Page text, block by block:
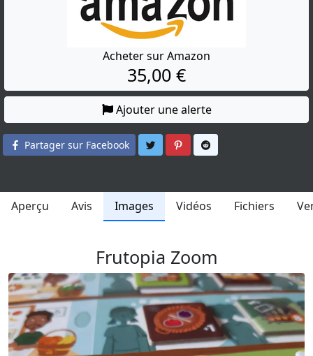
Acheter sur Amazon
35,00 €
Ajouter une alerte
Partager sur Facebook Partager sur Twitter
Partager sur Pinterest
Aperçu Avis Images Vidéos Fichiers
Frutopia Zoom